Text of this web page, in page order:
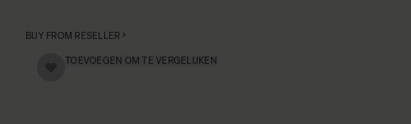
BUY FROM RESELLER
TOEVOEGEN OM TE VERGELIJKEN